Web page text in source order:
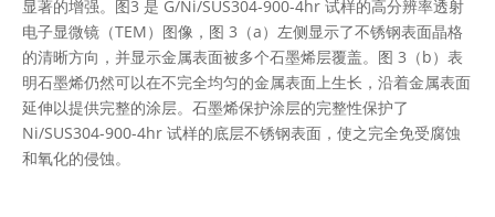
显著的增强。图3 是 G/Ni/SUS304-900-4hr 试样的高分辨率透射
电子显微镜（TEM）图像，图 3（a）左侧显示了不锈钢表面晶格
的清晰方向，并显示金属表面被多个石墨烯层覆盖。图 3（b）表
明石墨烯仍然可以在不完全均匀的金属表面上生长，沿着金属表面
延伸以提供完整的涂层。石墨烯保护涂层的完整性保护了
Ni/SUS304-900-4hr 试样的底层不锈钢表面，使之完全免受腐蚀
和氧化的侵蚀。